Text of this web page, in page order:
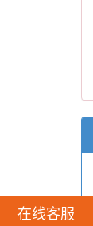
在线客服